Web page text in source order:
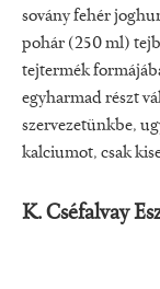
sovány fehér
pohár (250 ml)
tejtermék
egyharmad részt
szervezetünkbe,
kalciumot, csak
K. Cséfalvay